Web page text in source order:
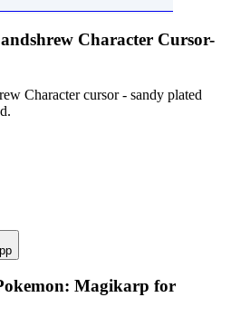
Character Cursor-
Character cursor - sandy plated
Magikarp for